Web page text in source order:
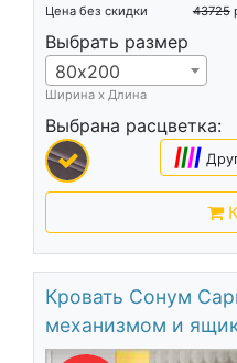
Цена без скидки 43725
Выбрать размер
80х200
Ширина х Длина
Выбрана расцветка:
||||
Кровать Сонум
механизмом и